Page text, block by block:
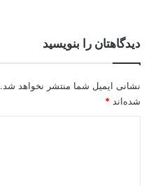
دیدگاهتان را بنویسید
نشانی ایمیل شما منتشر نخواهد شد.
شده‌اند *